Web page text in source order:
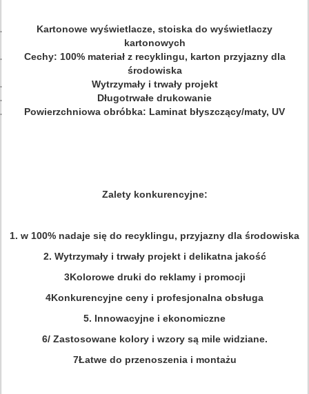
Kartonowe wyświetlacze, stoiska do wyświetlaczy
kartonowych
Cechy: 100% materiał z recyklingu, karton przyjazny dla
środowiska
Wytrzymały i trwały projekt
Długotrwałe drukowanie
Powierzchniowa obróbka: Laminat błyszczący/maty, UV
Zalety konkurencyjne:
1. w 100% nadaje się do recyklingu, przyjazny dla środowiska
2. Wytrzymały i trwały projekt i delikatna jakość
3Kolorowe druki do reklamy i promocji
4Konkurencyjne ceny i profesjonalna obsługa
5. Innowacyjne i ekonomiczne
6/ Zastosowane kolory i wzory są mile widziane.
7Łatwe do przenoszenia i montażu